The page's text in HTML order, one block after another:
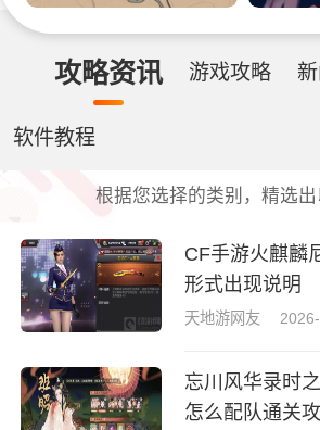
攻略资讯 游戏攻略
软件教程
根据您选择的类别，精选
CF手游火麒麟
形式出现说明
天地游网友
忘川风华录时
怎么配队通关